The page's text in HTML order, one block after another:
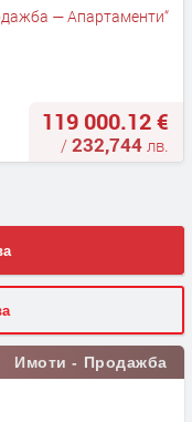
— Апартаменти“
119 000.12 €
/232,744 лв.
Имоти - Продажба